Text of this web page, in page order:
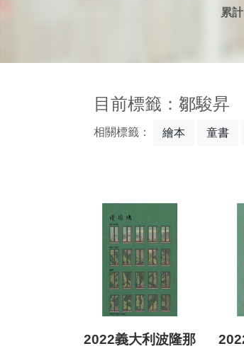
累
目前標籤：鄒駿昇
相關標籤： 繪本 童書
2022義大利波隆那